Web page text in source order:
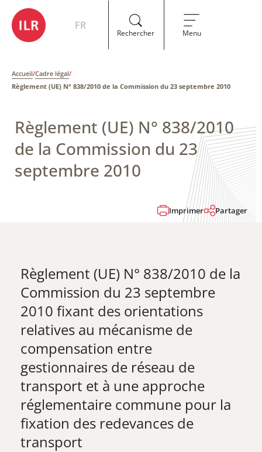
FR
Rechercher Menu
Accueil/Cadre légal/
Règlement (UE) N° 838/2010 de la Commission du 23 septembre 2010
Règlement (UE) N° 838/2010
de la Commission du 23
septembre 2010
Imprimer Partager
Règlement (UE) N° 838/2010 de la
Commission du 23 septembre
2010 fixant des orientations
relatives au mécanisme de
compensation entre
gestionnaires de réseau de
transport et à une approche
réglementaire commune pour la
fixation des redevances de
transport